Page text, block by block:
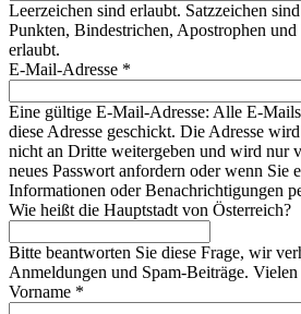
Leerzeichen sind erlaubt. Satzzeichen
Punkten, Bindestrichen, Apostrophen
erlaubt.
E-Mail-Adresse *
Eine gültige E-Mail-Adresse: Alle E-
diese Adresse geschickt. Die Adresse
nicht an Dritte weitergeben und wird nur
neues Passwort anfordern oder wenn Sie
Informationen oder Benachrichtigungen
Wie heißt die Hauptstadt von Österreich?
Bitte beantworten Sie diese Frage, wir
Anmeldungen und Spam-Beiträge.
Vorname *